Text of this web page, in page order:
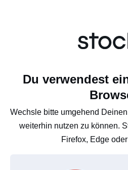
Du verwendest
Wechsle bitte umgehend
weiterhin nutzen zu können.
Firefox, Edge